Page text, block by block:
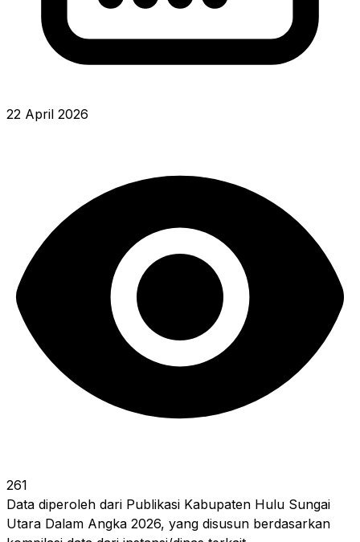
22 April 2026
261
Data diperoleh dari Publikasi Kabupaten Hulu Sungai
Utara Dalam Angka 2026, yang disusun berdasarkan